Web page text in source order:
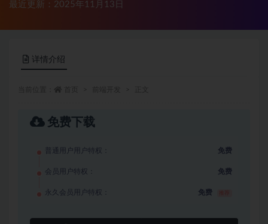
最近更新：2025年11月13日
详情介绍
免费下载
普通用户用户特权： 免费
会员用户特权： 免费
永久会员用户特权： 免费